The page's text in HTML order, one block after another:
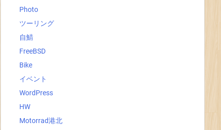
Photo
ツーリング
自鯖
FreeBSD
Bike
イベント
WordPress
HW
Motorrad港北